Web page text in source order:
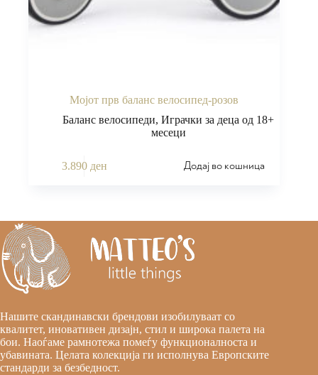
Мојот прв баланс велосипед-розов
Баланс велосипеди,Играчки за деца од 18+
месеци
3.890 ден Додај во кошница
Нашите скандинавски брендови изобилуваат со
квалитет, иновативен дизајн, стил и широка палета на
бои. Наоѓаме рамнотежа помеѓу функционалноста и
убавината. Целата колекција ги исполнува Европските
стандарди за безбедност.